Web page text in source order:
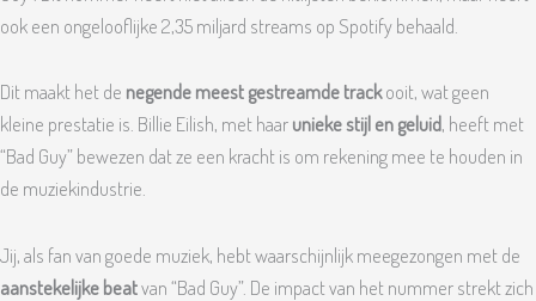
ook een ongelooflijke 2,35 miljard streams op Spotify behaald.
Dit maakt het de negende meest gestreamde trackooit, wat geen
kleine prestatie is. Billie Eilish, met haarunieke stijl en geluid, heeft met
“Bad Guy” bewezen dat ze een kracht is om rekening mee te houden in
de muziekindustrie.
Jij, als fan van goede muziek, hebt waarschijnlijk meegezongen met de
aanstekelijke beatvan “Bad Guy”. De impact van het nummer strekt zich